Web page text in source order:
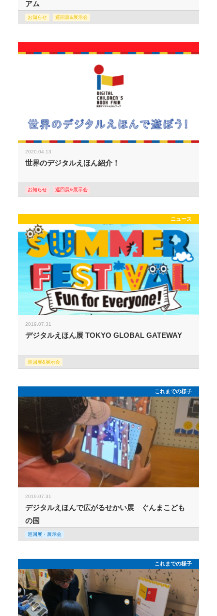
アム
お知らせ 巡回展&展示会
2020.04.13
世界のデジタルえほん紹介！
お知らせ 巡回展&展示会
ニュース
2019.07.31
デジタルえほん展 TOKYO GLOBAL GATEWAY
巡回展&展示会
これまでの様子
2019.07.31
デジタルえほんで広がるせかい展 ぐんまこども
の国
巡回展・展示会
これまでの様子